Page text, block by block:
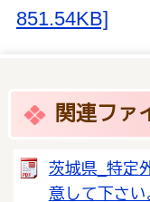
851.54KB]
関連ファ
茨城県_特定
意して下さ